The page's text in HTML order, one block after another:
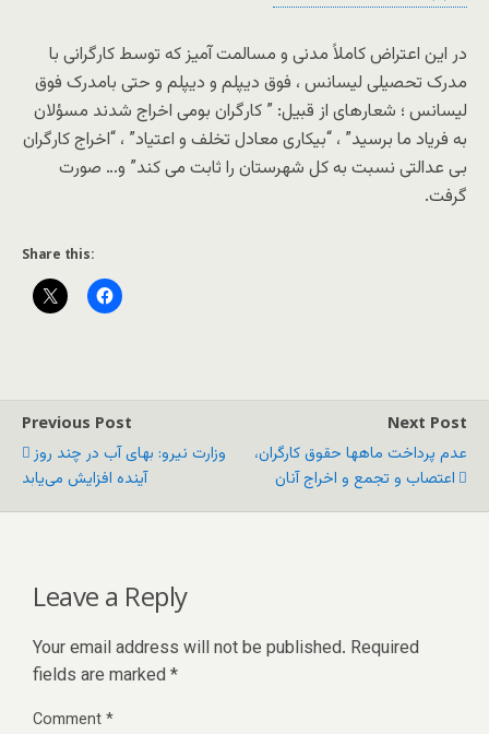
در این اعتراض کاملاً مدنی و مسالمت آمیز که توسط کارگرانی با
مدرک تحصیلی لیسانس ، فوق دیپلم و دیپلم و حتى بامدرک فوق
لیسانس ؛ شعارهای از قبیل: ” کارگران بومی اخراج شدند مسؤلان
به فریاد ما برسید” ، “بیکاری معادل تخلف و اعتیاد” ، “اخراج کارگران
بی عدالتی نسبت به کل شهرستان را ثابت می کند” و… صورت
گرفت.
Share this:
Previous Post
وزارت نیرو: بهای آب در چند روز
آینده افزایش می‌یابد
Next Post
عدم پرداخت ماهها حقوق کارگران،
اعتصاب و تجمع و اخراج آنان
Leave a Reply
Your email address will not be published. Required
fields are marked *
Comment*